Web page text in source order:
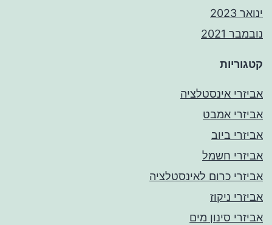
ינואר 2023
נובמבר 2021
קטגוריות
אביזרי אינסטלציה
אביזרי אמבט
אביזרי ביוב
אביזרי חשמל
אביזרי כרום לאינסטלציה
אביזרי ניקוז
אביזרי סינון מים